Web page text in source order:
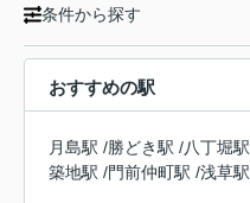
条件から探す
おすすめの駅
月島駅 /勝どき駅 /八丁堀駅
築地駅 /門前仲町駅 /浅草駅